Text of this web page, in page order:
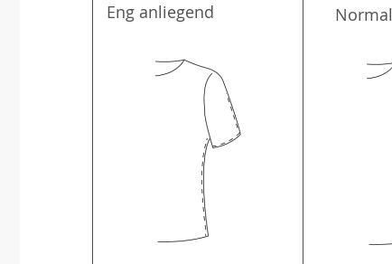
Eng anliegend Normal